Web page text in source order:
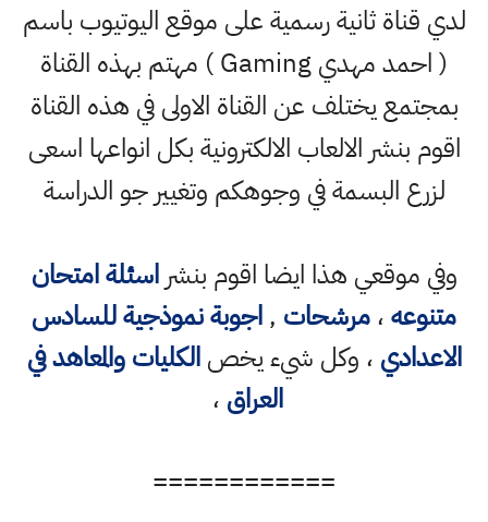
لدي قناة ثانية رسمية على موقع اليوتيوب باسم
( احمد مهدي Gaming ) مهتم بهذه القناة
بمجتمع يختلف عن القناة الاولى في هذه القناة
اقوم بنشر الالعاب الالكترونية بكل انواعها اسعى
لزرع البسمة في وجوهكم وتغيير جو الدراسة
وفي موقعي هذا ايضا اقوم بنشراسئلة امتحان
متنوعه،مرشحات ,اجوبة نموذجية للسادس
الاعدادي ، وكل شيء يخصالكليات والمعاهد في
العراق ،
============